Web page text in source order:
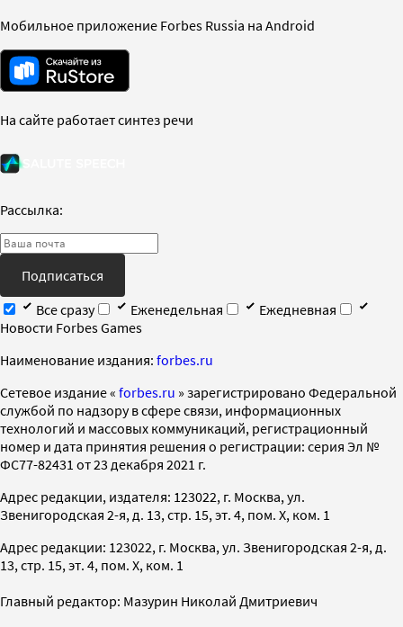
Мобильное приложение Forbes Russia на Android
На сайте работает синтез речи
Рассылка:
Подписаться
Все сразу
Еженедельная
Ежедневная
Новости Forbes Games
Наименование издания: forbes.ru
Cетевое издание « forbes.ru » зарегистрировано Федеральной
службой по надзору в сфере связи, информационных
технологий и массовых коммуникаций, регистрационный
номер и дата принятия решения о регистрации: серия Эл №
ФС77-82431 от 23 декабря 2021 г.
Адрес редакции, издателя: 123022, г. Москва, ул.
Звенигородская 2-я, д. 13, стр. 15, эт. 4, пом. X, ком. 1
Адрес редакции: 123022, г. Москва, ул. Звенигородская 2-я, д.
13, стр. 15, эт. 4, пом. X, ком. 1
Главный редактор: Мазурин Николай Дмитриевич